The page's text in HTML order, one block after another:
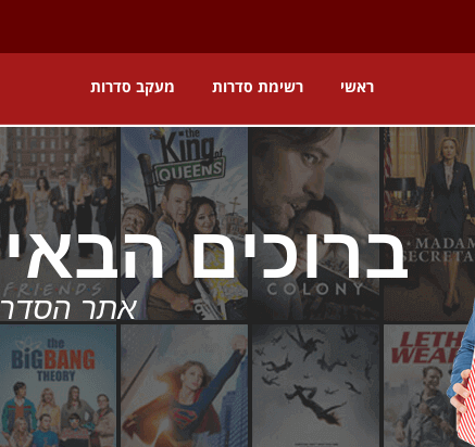
ראשי רשימת סדרות מעקב סדרות